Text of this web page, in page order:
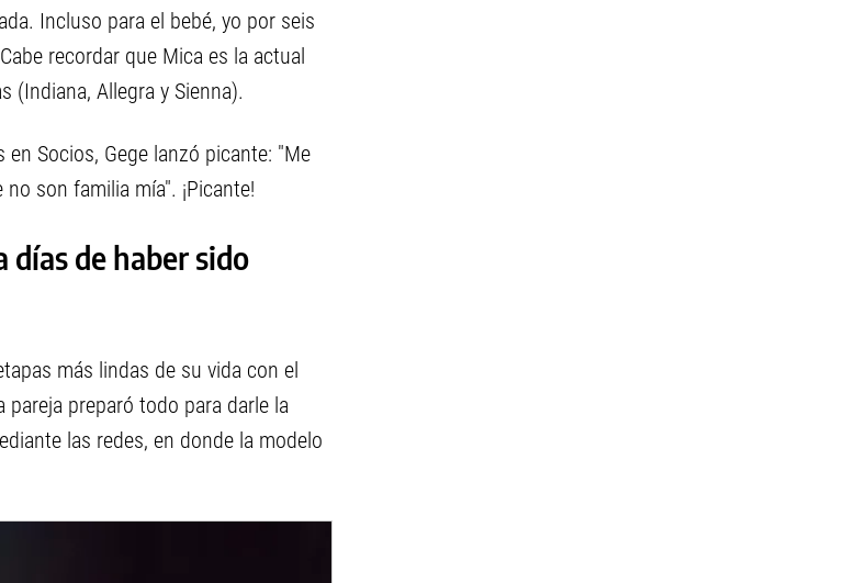
Incluso para el bebé, yo por seis
recordar que Mica es la actual
(Indiana, Allegra y Sienna).
Socios, Gege lanzó picante: "Me
son familia mía". ¡Picante!
días de haber sido
más lindas de su vida con el
preparó todo para darle la
las redes, en donde la modelo